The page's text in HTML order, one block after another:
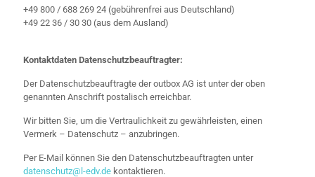
+49 800 / 688 269 24 (gebührenfrei aus Deutschland)
+49 22 36 / 30 30 (aus dem Ausland)
Kontaktdaten Datenschutzbeauftragter:
Der Datenschutzbeauftragte der outbox AG ist unter der oben
genannten Anschrift postalisch erreichbar.
Wir bitten Sie, um die Vertraulichkeit zu gewährleisten, einen
Vermerk – Datenschutz – anzubringen.
Per E-Mail können Sie den Datenschutzbeauftragten unter
datenschutz@l-edv.de kontaktieren.